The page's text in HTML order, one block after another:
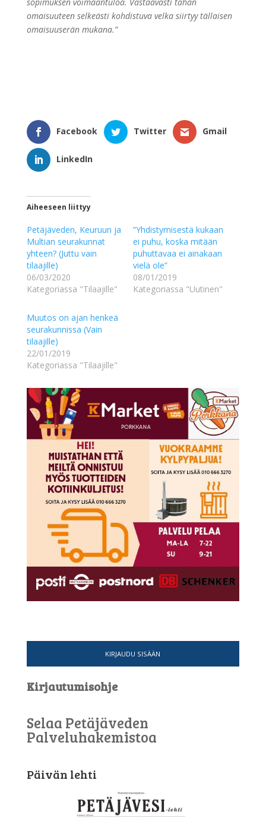
omaisuuteen selkeästi kohdistuva velka siirtyy tällaisen
omaisuuserän mukana.”
Facebook Twitter Gmail
LinkedIn
Aiheeseen liittyy
Petäjäveden, Keuruun ja
Multian seurakunnat
yhteen? (Juttu vain
tilaajille)
06/03/2020
Kategoriassa "Tilaajille"
”Yhdistymisestä kukaan
ei puhu, koska mitään
puhuttavaa ei ainakaan
vielä ole”
08/01/2019
Kategoriassa "Uutinen"
Muutos on ajan henkeä
seurakunnissa (Vain
tilaajille)
22/01/2019
Kategoriassa "Tilaajille"
KIRJAUDU SISÄÄN
Kirjautumisohje
Selaa Petäjäveden
Palveluhakemistoa
Päivän lehti